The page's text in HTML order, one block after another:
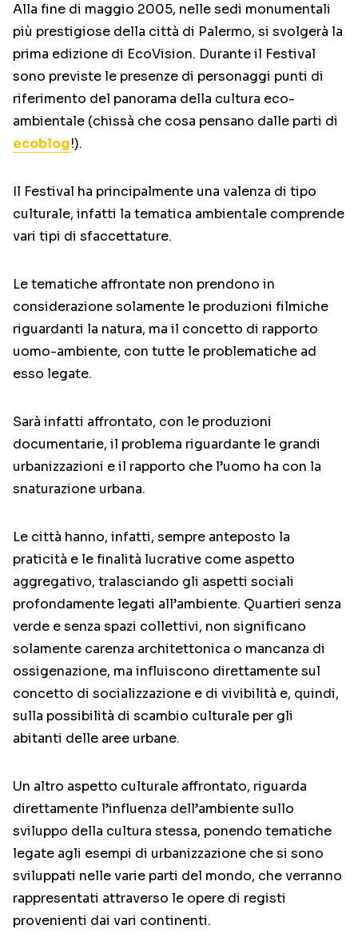
Alla fine di maggio 2005, nelle sedi monumentali
più prestigiose della città di Palermo, si svolgerà la
prima edizione di EcoVision. Durante il Festival
sono previste le presenze di personaggi punti di
riferimento del panorama della cultura eco-
ambientale (chissà che cosa pensano dalle parti di
ecoblog!).
Il Festival ha principalmente una valenza di tipo
culturale, infatti la tematica ambientale comprende
vari tipi di sfaccettature.
Le tematiche affrontate non prendono in
considerazione solamente le produzioni filmiche
riguardanti la natura, ma il concetto di rapporto
uomo-ambiente, con tutte le problematiche ad
esso legate.
Sarà infatti affrontato, con le produzioni
documentarie, il problema riguardante le grandi
urbanizzazioni e il rapporto che l’uomo ha con la
snaturazione urbana.
Le città hanno, infatti, sempre anteposto la
praticità e le finalità lucrative come aspetto
aggregativo, tralasciando gli aspetti sociali
profondamente legati all’ambiente. Quartieri senza
verde e senza spazi collettivi, non significano
solamente carenza architettonica o mancanza di
ossigenazione, ma influiscono direttamente sul
concetto di socializzazione e di vivibilità e, quindi,
sulla possibilità di scambio culturale per gli
abitanti delle aree urbane.
Un altro aspetto culturale affrontato, riguarda
direttamente l’influenza dell’ambiente sullo
sviluppo della cultura stessa, ponendo tematiche
legate agli esempi di urbanizzazione che si sono
sviluppati nelle varie parti del mondo, che verranno
rappresentati attraverso le opere di registi
provenienti dai vari continenti.